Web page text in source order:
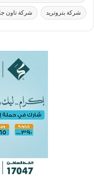
شركة بتروتريد شركة تاون